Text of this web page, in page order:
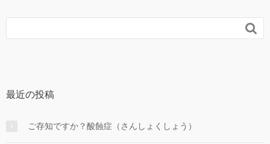

最近の投稿
ご存知ですか？酸蝕症（さんしょくしょう）